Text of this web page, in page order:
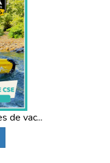
de vac...